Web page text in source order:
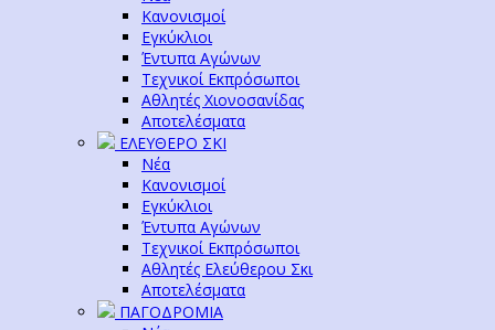
Κανονισμοί
Εγκύκλιοι
Έντυπα Αγώνων
Τεχνικοί Εκπρόσωποι
Αθλητές Χιονοσανίδας
Αποτελέσματα
ΕΛΕΥΘΕΡΟ ΣΚΙ
Νέα
Κανονισμοί
Εγκύκλιοι
Έντυπα Αγώνων
Τεχνικοί Εκπρόσωποι
Αθλητές Ελεύθερου Σκι
Αποτελέσματα
ΠΑΓΟΔΡΟΜΙΑ